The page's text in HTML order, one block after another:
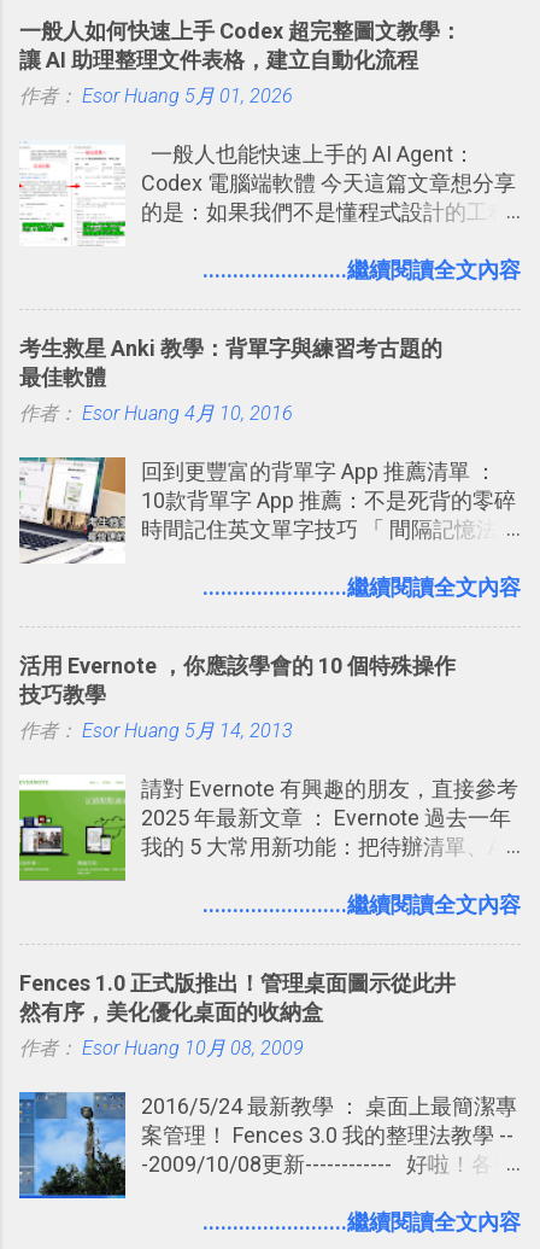
子彈筆記？我的 Trello GTD 方法範例看
板分享
時帶來好心情，二方面事後就是最好的
旅遊回憶之一。 自訂地圖還能跟朋友共
享合作，讓彼此都能在手機上查看這次
置。不過有一項很實用的設定是新增
的， 那就是可以 事先審查 朋友「標籤
你」的內容，決定要不要讓其他朋友看
標籤在他的訊息中，或是想把你標籤在
相片圖片裡，現在你都多了一個「事先
審查」的機制，可以決定這些你被標籤
鴉牆上，從而禁止可能的祕密被你其他
一般人如何快速上手 Codex 超完整圖文教學：
讓 AI 助理整理文件表格，建立自動化流程
作者： Esor Huang 5月 01, 2026
一般人也能快速上手的 AI Agent：
Codex 電腦端軟體 今天這篇文章想分享
的是：如果我們不是懂程式設計的工程
（ChatGPT） 的 Codex 工具？ 如何用
打造一個更自動化的電腦工作流程。
........................繼續閱讀全文內容
考生救星 Anki 教學：背單字與練習考古題的
最佳軟體
作者： Esor Huang 4月 10, 2016
回到更豐富的背單字 App 推薦清單 ：
10款背單字 App 推薦：不是死背的零碎
時間記住英文單字技巧 「 間隔記憶法
短期記憶變成長期記憶。 舉例來說我今
強；然後下次快要忘記可能變成相隔一
化，讓記憶延長到可能半個月；那時候
來一個月的記憶長度！就這樣反覆慢慢
拉長時間練習，就能讓一個東西成為腦
海中更深刻的記憶。 問題是，當我們一
要準備數百個考試問題時，自己手動進
練習的記憶卡片，自動規劃要延期複習
的卡片，每天自動產生記憶練習題，這
樣的軟體中最受好評的，或許就是今天
........................繼續閱讀全文內容
活用 Evernote ，你應該學會的 10 個特殊操作
技巧教學
作者： Esor Huang 5月 14, 2013
請對 Evernote 有興趣的朋友，直接參考
2025 年最新文章 ： Evernote 過去一年
我的 5 大常用新功能：把待辦清單、AI
介紹文章： 把不同筆記中的待辦清單統
大綱收合、目錄連結、錨點連結，整理
超長筆記應用案例分享 新功能教學： 會
議記錄不麻煩！我常用兩個 Evernote AI
學： Evernote 新增類似 Google 文件的
「免帳號登入」多人同步編輯功能
........................繼續閱讀全文內容
Fences 1.0 正式版推出！管理桌面圖示從此井
然有序，美化優化桌面的收納盒
作者： Esor Huang 10月 08, 2009
2016/5/24 最新教學 ： 桌面上最簡潔專
案管理！ Fences 3.0 我的整理法教學 --
-2009/10/08更新------------ 好啦！各位
一次的推薦這款我個人非常愛用的免費
........................繼續閱讀全文內容